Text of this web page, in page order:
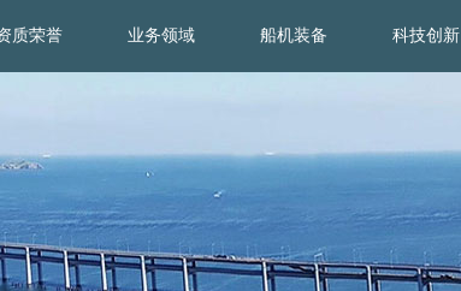
质荣誉 业务领域 船机装备 科技创新